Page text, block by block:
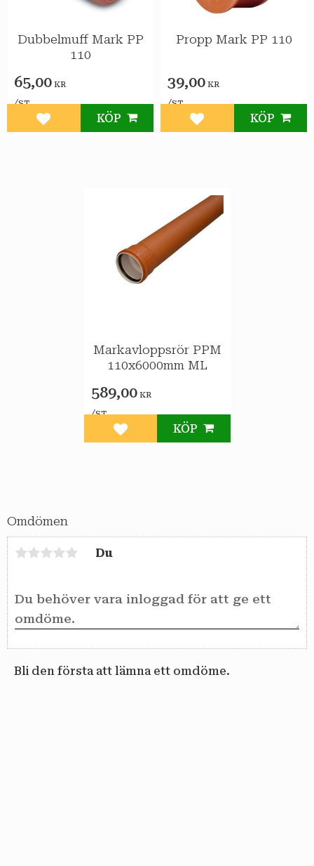
Omdömen
Du
Bli den första att lämna ett omdöme.
Dubbelmuff Mark PP
110
65,00 KR
/ST
Lägg till i favoriter
KÖP
Propp Mark PP 110
39,00 KR
/ST
Lägg till i favoriter
KÖP
Markavloppsrör PPM
110x6000mm ML
589,00KR
/ST
Lägg till i favoriter
KÖP